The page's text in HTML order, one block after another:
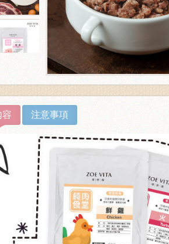
容 注意事項